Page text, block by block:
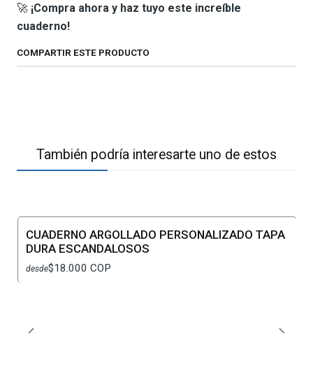
🚀 ¡Compra ahora y haz tuyo este increíble
cuaderno!
COMPARTIR ESTE PRODUCTO
También podría interesarte uno de estos
CUADERNO ARGOLLADO PERSONALIZADO TAPA
DURA ESCANDALOSOS
desde$18.000 COP